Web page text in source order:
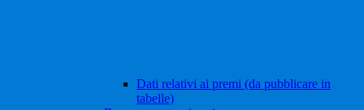
Dati relativi ai premi (da pubblicare in
tabelle)